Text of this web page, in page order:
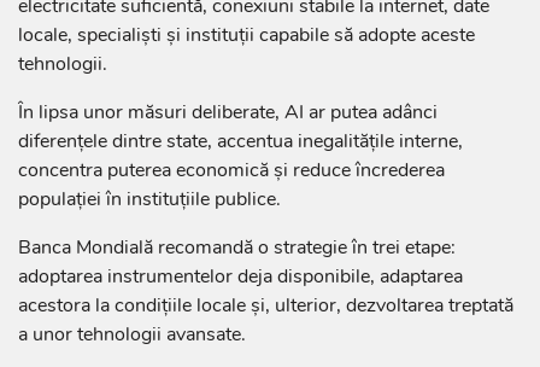
electricitate suficientă, conexiuni stabile la internet, date
locale, specialiști și instituții capabile să adopte aceste
tehnologii.
În lipsa unor măsuri deliberate, AI ar putea adânci
diferențele dintre state, accentua inegalitățile interne,
concentra puterea economică și reduce încrederea
populației în instituțiile publice.
Banca Mondială recomandă o strategie în trei etape:
adoptarea instrumentelor deja disponibile, adaptarea
acestora la condițiile locale și, ulterior, dezvoltarea treptată
a unor tehnologii avansate.